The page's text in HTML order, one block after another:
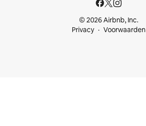
© 2026 Airbnb, Inc.
Privacy
Voorwaarden